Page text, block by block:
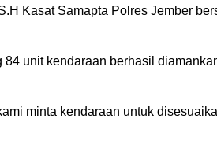
Kasat Samapta Polres Jember
84 unit kendaraan berhasil
minta kendaraan untuk